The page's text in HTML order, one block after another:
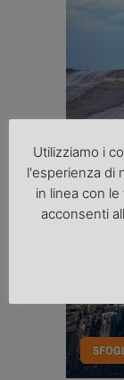
Utilizziamo i
l'esperienza di
in linea con
acconsenti